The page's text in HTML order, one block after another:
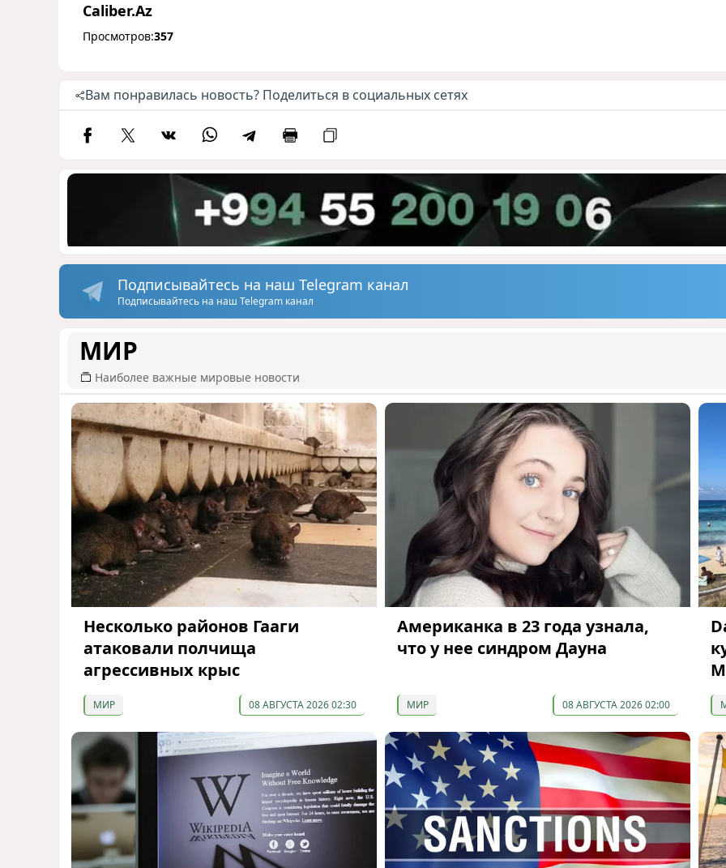
Caliber.Az
Просмотров:357
Вам понравилась новость? Поделиться в социальных сетях
Подписывайтесь на наш Telegram канал
Подписывайтесь на наш Telegram канал
МИР
Наиболее важные мировые новости
Несколько районов Гааги
атаковали полчища
агрессивных крыс
МИР 08 АВГУСТА 2026 02:30
Американка в 23 года узнала,
что у нее синдром Дауна
МИР 08 АВГУСТА 2026 02:00